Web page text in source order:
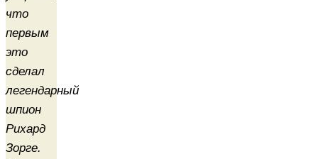
что
первым
это
сделал
легендарный
шпион
Рихард
Зорге.